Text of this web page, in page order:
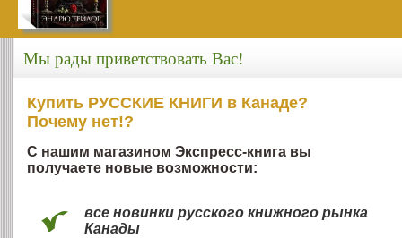
Мы рады приветствовать Вас!
Купить РУССКИЕ КНИГИ в Канаде?
Почему нет!?
С нашим магазином Экспресс-книга вы
получаете новые возможности:
все новинки русского книжного рынка
Канады